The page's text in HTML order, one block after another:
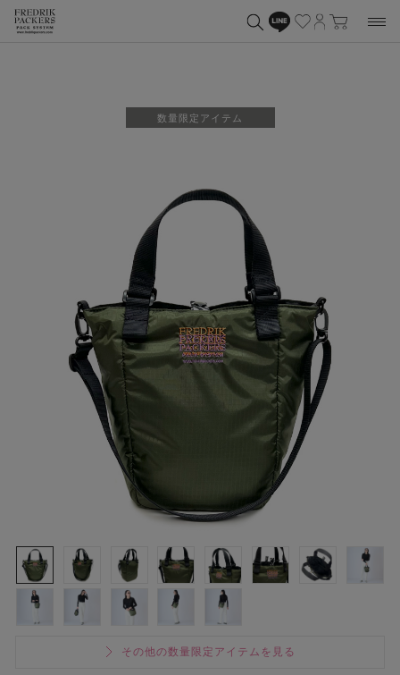
数量限定アイテム
その他の数量限定アイテムを見る